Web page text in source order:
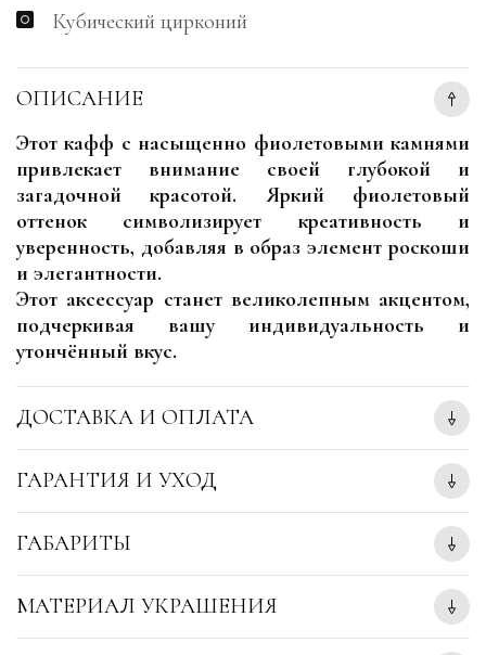
Кубический цирконий
ОПИСАНИЕ
Этот кафф с насыщенно фиолетовыми камнями
привлекает внимание своей глубокой и
загадочной красотой. Яркий фиолетовый
оттенок символизирует креативность и
уверенность, добавляя в образ элемент роскоши
и элегантности.
Этот аксессуар станет великолепным акцентом,
подчеркивая вашу индивидуальность и
утончённый вкус.
ДОСТАВКА И ОПЛАТА
ГАРАНТИЯ И УХОД
ГАБАРИТЫ
МАТЕРИАЛ УКРАШЕНИЯ